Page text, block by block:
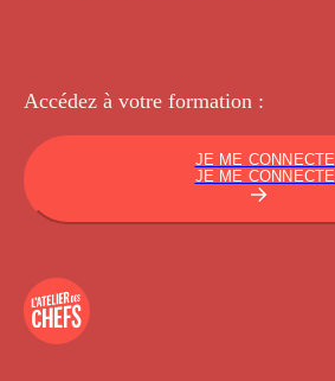
Accédez à votre formation :
JE ME CONNECTE
JE ME CONNECTE